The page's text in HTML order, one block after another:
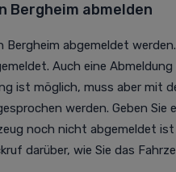
Bergheim abmelden
abgemeldet
Auch eine Abmeldung
ist möglich, muss aber mit
werden. Geben Sie
noch nicht abgemeldet ist
darüber, wie Sie das